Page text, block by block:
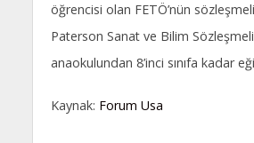
öğrencisi olan FETÖ’nün
Paterson Sanat ve Bilim
anaokulundan 8’inci sınıfa kadar
Kaynak: Forum Usa